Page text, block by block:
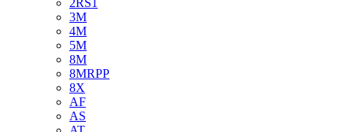
2RS1
3M
4M
5M
8M
8MRPP
8X
AF
AS